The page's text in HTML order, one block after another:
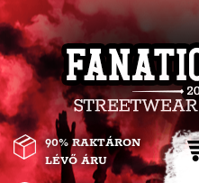
90% RAKTÁRON
LÉVŐ ÁRU